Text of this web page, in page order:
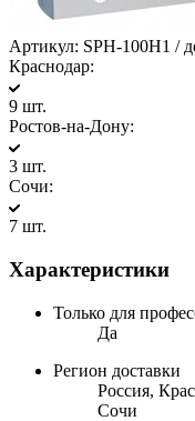
Артикул: SPH-100H1 /
Краснодар:
9 шт.
Ростов-на-Дону:
3 шт.
Сочи:
7 шт.
Характеристики
Только для
Да
Регион доставки
Россия,
Сочи